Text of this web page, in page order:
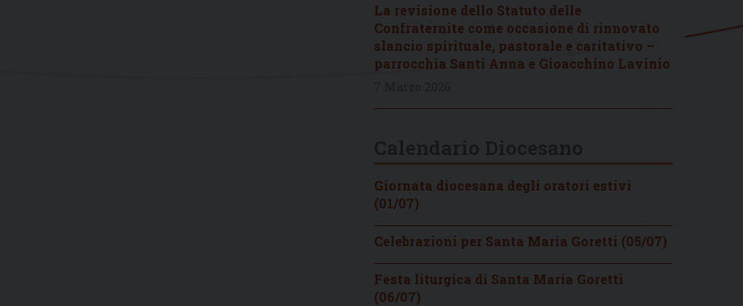
La revisione dello Statuto delle
Confraternite come occasione di rinnovato
slancio spirituale, pastorale e caritativo –
parrocchia Santi Anna e Gioacchino Lavinio
Giornata diocesana degli oratori estivi
(01/07)
Celebrazioni per Santa Maria Goretti (05/07)
Festa liturgica di Santa Maria Goretti
(06/07)